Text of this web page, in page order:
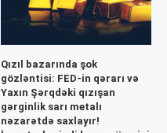
Qızıl bazarında şok
gözləntisi: FED-in qərarı və
Yaxın Şərqdəki qızışan
gərginlik sarı metalı
nəzarətdə saxlayır!